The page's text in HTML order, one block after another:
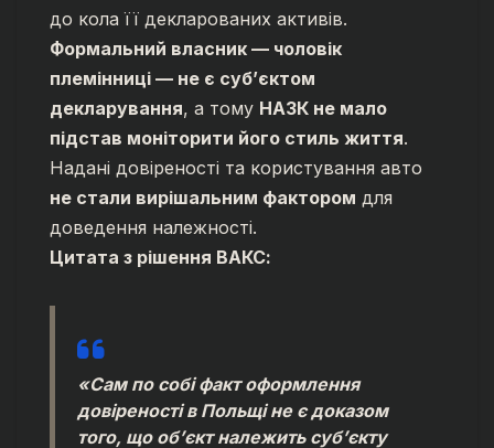
до кола її декларованих активів.
Формальний власник — чоловік
племінниці — не є суб’єктом
декларування, а тому НАЗК не мало
підстав моніторити його стиль життя.
Надані довіреності та користування авто
не стали вирішальним фактором для
доведення належності.
Цитата з рішення ВАКС:
«Сам по собі факт оформлення
довіреності в Польщі не є доказом
того, що об’єкт належить суб’єкту